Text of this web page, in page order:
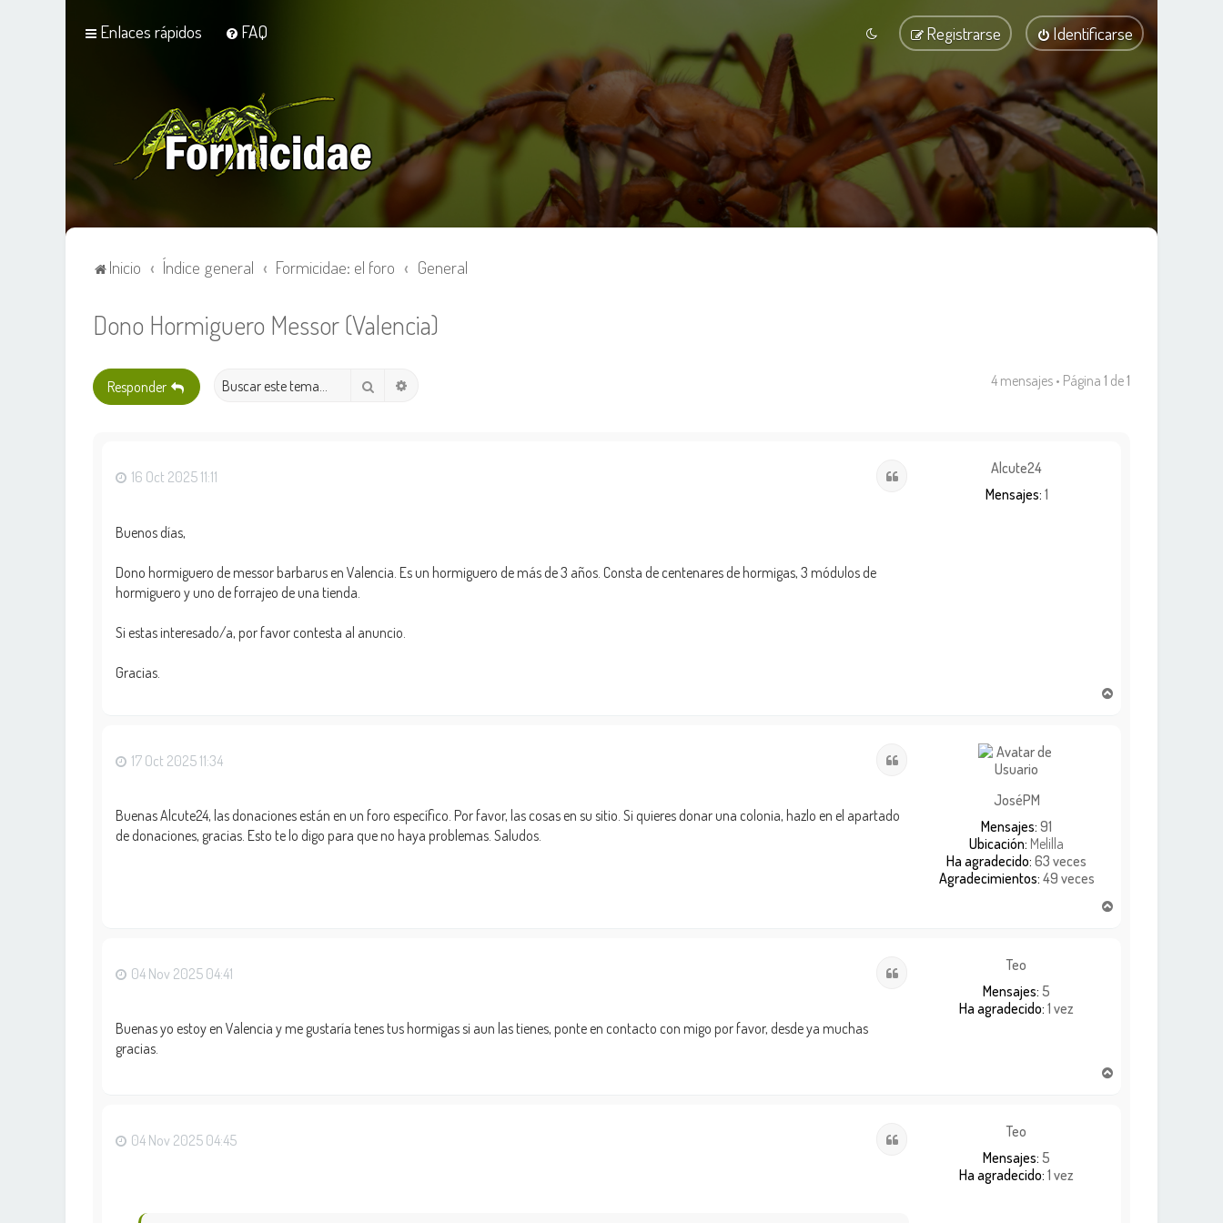
Enlaces rápidos FAQ Identificarse
Registrarse
Inicio Índice general Formicidae: el foro General
Dono Hormiguero Messor (Valencia)
Responder Buscar 4 mensajes • Página 1 de1
Alcute24
Mensajes: 1
16 Oct 2025 11:11
Buenos días,
Dono hormiguero de messor barbarus en Valencia. Es un hormiguero de más de 3 años. Consta de centenares de hormigas, 3 módulos de
hormiguero y uno de forrajeo de una tienda.
Si estas interesado/a, por favor contesta al anuncio.
Gracias.
JoséPM
Mensajes: 91
Ubicación: Melilla
Ha agradecido: 63 veces
Agradecimientos: 49 veces
17 Oct 2025 11:34
Buenas Alcute24, las donaciones están en un foro específico. Por favor, las cosas en su sitio. Si quieres donar una colonia, hazlo en el apartado
de donaciones, gracias. Esto te lo digo para que no haya problemas. Saludos.
Teo
Mensajes: 5
Ha agradecido: 1 vez
04 Nov 2025 04:41
Buenas yo estoy en Valencia y me gustaría tenes tus hormigas si aun las tienes, ponte en contacto con migo por favor, desde ya muchas
gracias.
Teo
Mensajes: 5
Ha agradecido: 1 vez
04 Nov 2025 04:45